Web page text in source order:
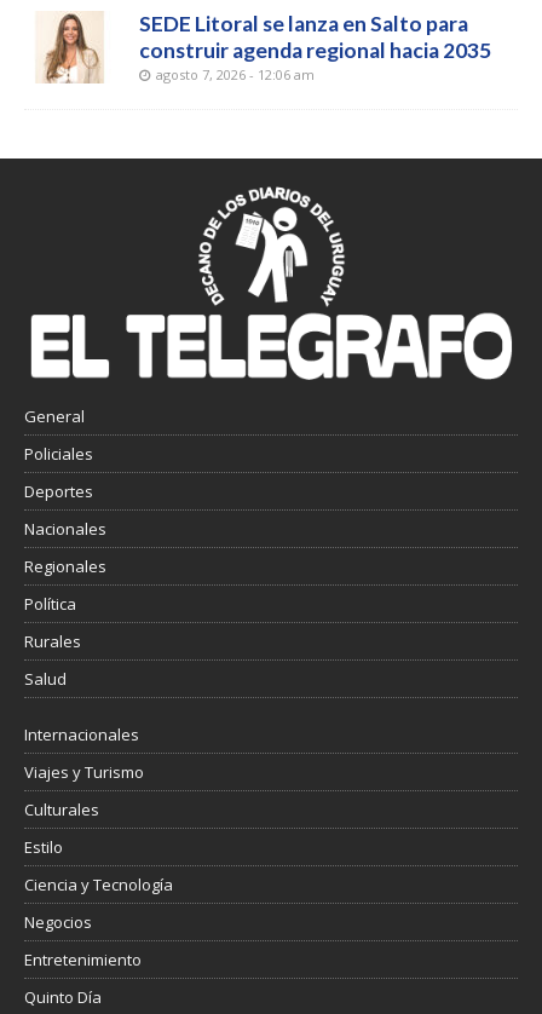
SEDE Litoral se lanza en Salto para
construir agenda regional hacia 2035
agosto 7, 2026 - 12:06 am
General
Policiales
Deportes
Nacionales
Regionales
Política
Rurales
Salud
Internacionales
Viajes y Turismo
Culturales
Estilo
Ciencia y Tecnología
Negocios
Entretenimiento
Quinto Día